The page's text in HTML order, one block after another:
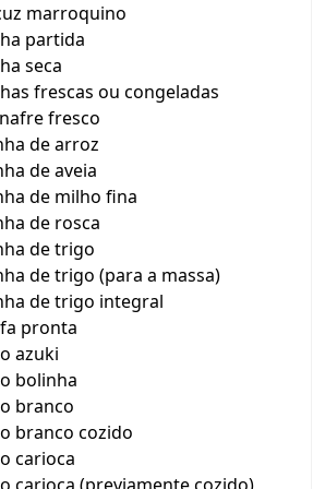
marroquino
partida
seca
frescas ou congeladas
fresco
de arroz
de aveia
de milho fina
de rosca
de trigo
de trigo (para a massa)
de trigo integral
pronta
azuki
bolinha
branco
branco cozido
carioca